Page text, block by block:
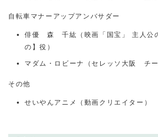
自転車マナーアップアンバサダー
俳優 森 千紘（映画「国宝」 主人公
の】役）
マダム・ロビーナ（セレッソ大阪 チー
その他
せいやんアニメ（動画クリエイター）